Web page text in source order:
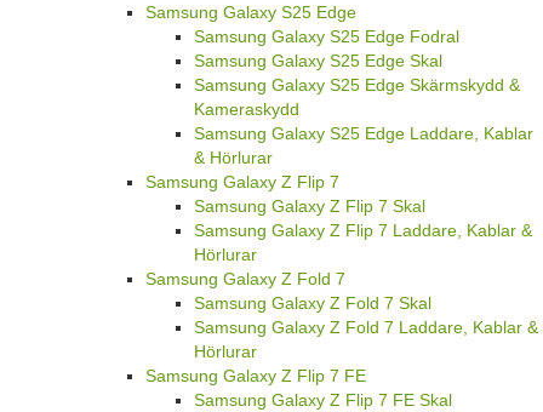
Samsung Galaxy S25 Edge
Samsung Galaxy S25 Edge Fodral
Samsung Galaxy S25 Edge Skal
Samsung Galaxy S25 Edge Skärmskydd &
Kameraskydd
Samsung Galaxy S25 Edge Laddare, Kablar
& Hörlurar
Samsung Galaxy Z Flip 7
Samsung Galaxy Z Flip 7 Skal
Samsung Galaxy Z Flip 7 Laddare, Kablar &
Hörlurar
Samsung Galaxy Z Fold 7
Samsung Galaxy Z Fold 7 Skal
Samsung Galaxy Z Fold 7 Laddare, Kablar &
Hörlurar
Samsung Galaxy Z Flip 7 FE
Samsung Galaxy Z Flip 7 FE Skal